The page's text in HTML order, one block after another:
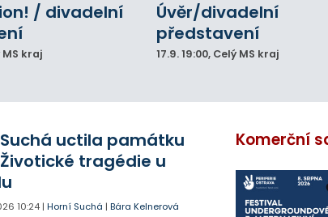
/ divadelní
MS kraj
Úvěr/divadelní
představení
17.9.19:00, Celý MS kraj
uctila památku
tragédie u
10:24 |Horní Suchá |Bára Kelnerová
Komerční